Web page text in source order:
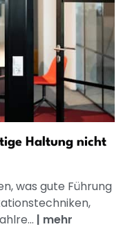
Haltung nicht
was gute Führung
| mehr